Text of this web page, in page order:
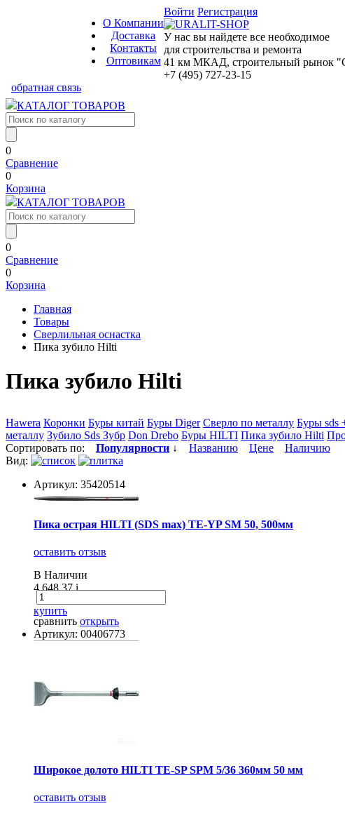
О Компании
Доставка
Контакты
Оптовикам
Войти Регистрация
У нас вы найдете все необходимое
для строительства и ремонта
41 км МКАД, строительный рынок
+7 (495) 727-23-15
обратная связь
КАТАЛОГ ТОВАРОВ
0
Сравнение
0
Корзина
КАТАЛОГ ТОВАРОВ
0
Сравнение
0
Корзина
Главная
Товары
Сверлильная оснастка
Пика зубило Hilti
Пика зубило Hilti
Hawera Коронки Буры китай Буры Diger Сверло по металлу Буры sds
металлу Зубило Sds Зубр Don Drebo Буры HILTI Пика зубило Hilti
Сортировать по: Популярности ↓ Названию Цене
Наличию
Вид:
Артикул: 35420514
Пика острая HILTI (SDS max) TE-YP SM 50, 500мм
оставить отзыв
В Наличии
4 648.37i
купить
сравнить открыть
Артикул: 00406773
Широкое долото HILTI TE-SP SPM 5/36 360мм 50 мм
оставить отзыв